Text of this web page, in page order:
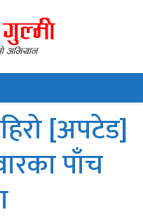
[अपटेड]
पाँच